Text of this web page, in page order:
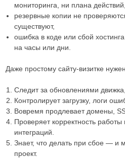
мониторинга, ни плана действий,
резервные копии не
существуют,
ошибка в коде или сбой
на часы или дни.
Даже простому сайту-визитке
Следит за обновлениями
Контролирует загрузку, логи
Вовремя продлевает домены,
Проверяет корректность
интеграций.
Знает, что делать при сбое — и
проект.